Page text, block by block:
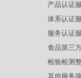
产品认证
体系认证
服务认证
食品第三
检验检测
其他服务